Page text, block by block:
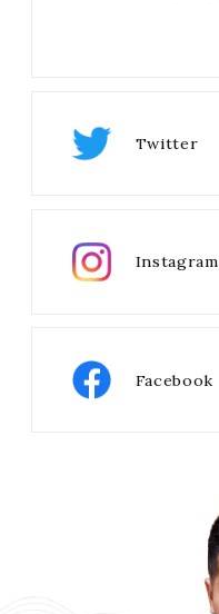
Twitter
Instagram
Facebook